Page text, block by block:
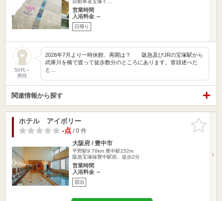
自動車道宝塚イ…
営業時間
入浴料金 ～
日帰り
50代～
男性
2026年7月より一時休館、再開は？ 阪急及びJRの宝塚駅から
武庫川を橋で渡って徒歩数分のところにあります。冒頭述べた
と…
関連情報から探す
お気に入
りに追加
ホテル アイボリー
-点/ 0 件
大阪府 / 豊中市
平野駅9.76km 豊中駅152m
阪急宝塚線豊中駅前、徒歩2分
営業時間
入浴料金 ～
宿泊